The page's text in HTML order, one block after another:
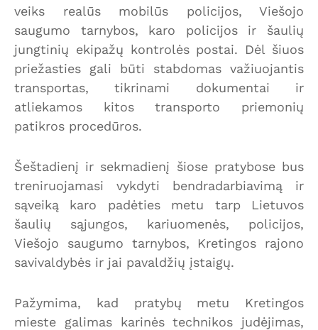
veiks realūs mobilūs policijos, Viešojo
saugumo tarnybos, karo policijos ir šaulių
jungtinių ekipažų kontrolės postai. Dėl šiuos
priežasties gali būti stabdomas važiuojantis
transportas, tikrinami dokumentai ir
atliekamos kitos transporto priemonių
patikros procedūros.
Šeštadienį ir sekmadienį šiose pratybose bus
treniruojamasi vykdyti bendradarbiavimą ir
sąveiką karo padėties metu tarp Lietuvos
šaulių sąjungos, kariuomenės, policijos,
Viešojo saugumo tarnybos, Kretingos rajono
savivaldybės ir jai pavaldžių įstaigų.
Pažymima, kad pratybų metu Kretingos
mieste galimas karinės technikos judėjimas,